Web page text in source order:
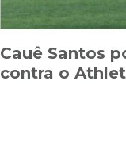
Cauê Santos
contra o